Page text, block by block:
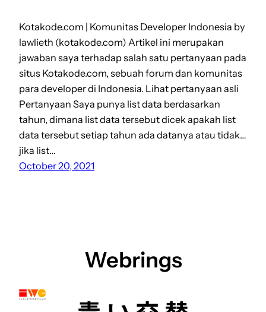
Kotakode.com | Komunitas Developer Indonesia by
lawlieth (kotakode.com) Artikel ini merupakan
jawaban saya terhadap salah satu pertanyaan pada
situs Kotakode.com, sebuah forum dan komunitas
para developer di Indonesia. Lihat pertanyaan asli
Pertanyaan Saya punya list data berdasarkan
tahun, dimana list data tersebut dicek apakah list
data tersebut setiap tahun ada datanya atau tidak…
jika list…
October 20, 2021
Webrings